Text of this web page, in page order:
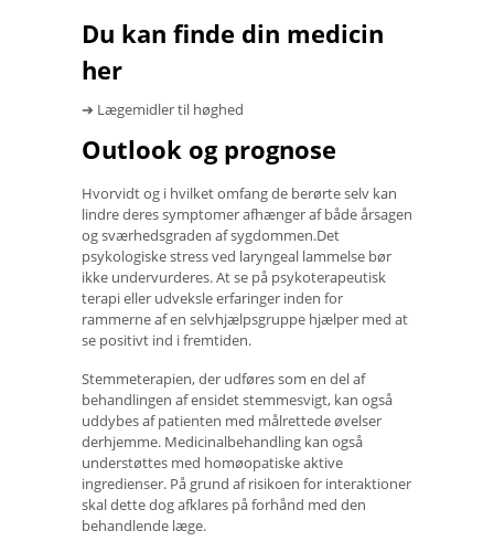
Du kan finde din medicin
her
➔ Lægemidler til høghed
Outlook og prognose
Hvorvidt og i hvilket omfang de berørte selv kan
lindre deres symptomer afhænger af både årsagen
og sværhedsgraden af ​​sygdommen.Det
psykologiske stress ved laryngeal lammelse bør
ikke undervurderes. At se på psykoterapeutisk
terapi eller udveksle erfaringer inden for
rammerne af en selvhjælpsgruppe hjælper med at
se positivt ind i fremtiden.
Stemmeterapien, der udføres som en del af
behandlingen af ​​ensidet stemmesvigt, kan også
uddybes af patienten med målrettede øvelser
derhjemme. Medicinalbehandling kan også
understøttes med homøopatiske aktive
ingredienser. På grund af risikoen for interaktioner
skal dette dog afklares på forhånd med den
behandlende læge.